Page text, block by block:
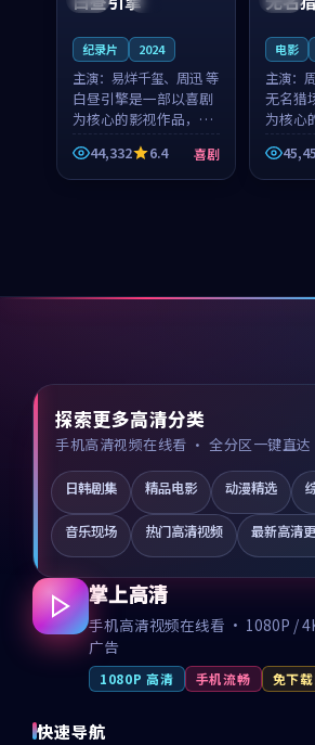
纪录片 2024
主演： 易烊千玺、周迅 等
白昼引擎是一部以喜剧
为核心的影视作品，围
绕危机、反转与人物成
长展开，整体节奏紧
凑，值得推荐观看。
44,332 6.4 喜剧
电影
主演：
无名猎
为核心
绕危机
长展开
凑，值
探索更多高清分类
手机高清视频在线看 · 全分区一键直达
日韩剧集 精品电影 动漫精选
音乐现场 热门高清视频 最新高清
掌上高清
手机高清视频在线看 · 1080P /
广告
1080P 高清 手机流畅 免下
快速导航